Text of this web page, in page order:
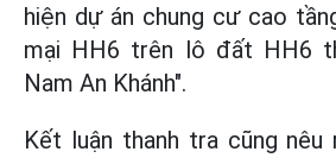
hiện dự án chung cư cao
mại HH6 trên lô đất HH6
Nam An Khánh".
Kết luận thanh tra cũng nêu